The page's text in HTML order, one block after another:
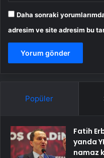
Daha sonraki
adresim ve site adresim bu
Popüler
Fatih
yanda
namaz